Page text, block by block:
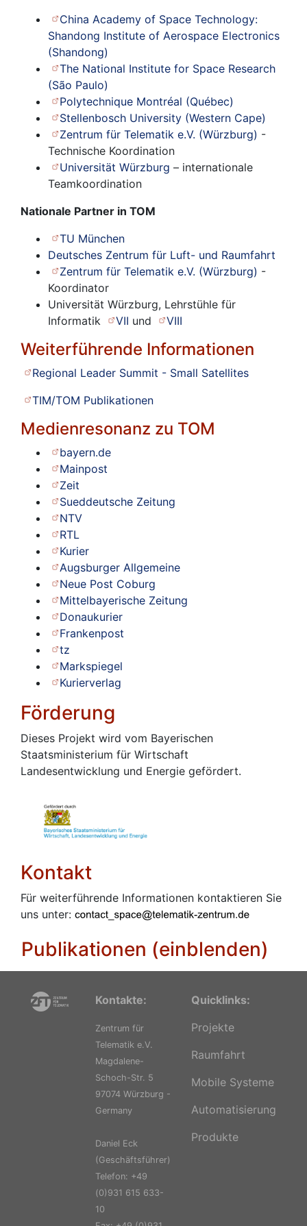
China Academy of Space Technology:
Shandong Institute of Aerospace Electronics
(Shandong)
The National Institute for Space Research
(São Paulo)
Polytechnique Montréal (Québec)
Stellenbosch University (Western Cape)
Zentrum für Telematik e.V. (Würzburg) -
Technische Koordination
Universität Würzburg – internationale
Teamkoordination
Nationale Partner in TOM
TU München
Deutsches Zentrum für Luft- und Raumfahrt
Zentrum für Telematik e.V. (Würzburg) -
Koordinator
Universität Würzburg, Lehrstühle für
Informatik
VII und VIII
Weiterführende Informationen
Regional Leader Summit - Small Satellites
TIM/TOM Publikationen
Medienresonanz zu TOM
bayern.de
Mainpost
Zeit
Sueddeutsche Zeitung
NTV
RTL
Kurier
Augsburger Allgemeine
Neue Post Coburg
Mittelbayerische Zeitung
Donaukurier
Frankenpost
tz
Markspiegel
Kurierverlag
Förderung
Dieses Projekt wird vom Bayerischen
Staatsministerium für Wirtschaft
Landesentwicklung und Energie gefördert.
Kontakt
Für weiterführende Informationen kontaktieren Sie
uns unter:
Publikationen (einblenden)
Kontakte:
Zentrum für
Telematik e.V.
Magdalene-
Schoch-Str. 5
97074 Würzburg -
Germany
Daniel Eck
(Geschäftsführer)
Telefon: +49
(0)931 615 633-
10
Quicklinks:
Projekte
Raumfahrt
Mobile Systeme
Automatisierung
Produkte